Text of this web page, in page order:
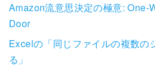
Amazon流意思決定の極意: One-
Door
Excelの「同じファイルの複数の
る」